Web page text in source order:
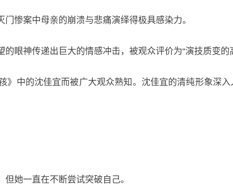
惨案中母亲的崩溃与悲痛演绎得极具感染力。
眼神传递出巨大的情感冲击，被观众评价为“演技质变的
》中的沈佳宜而被广大观众熟知。沈佳宜的清纯形象深
她一直在不断尝试突破自己。